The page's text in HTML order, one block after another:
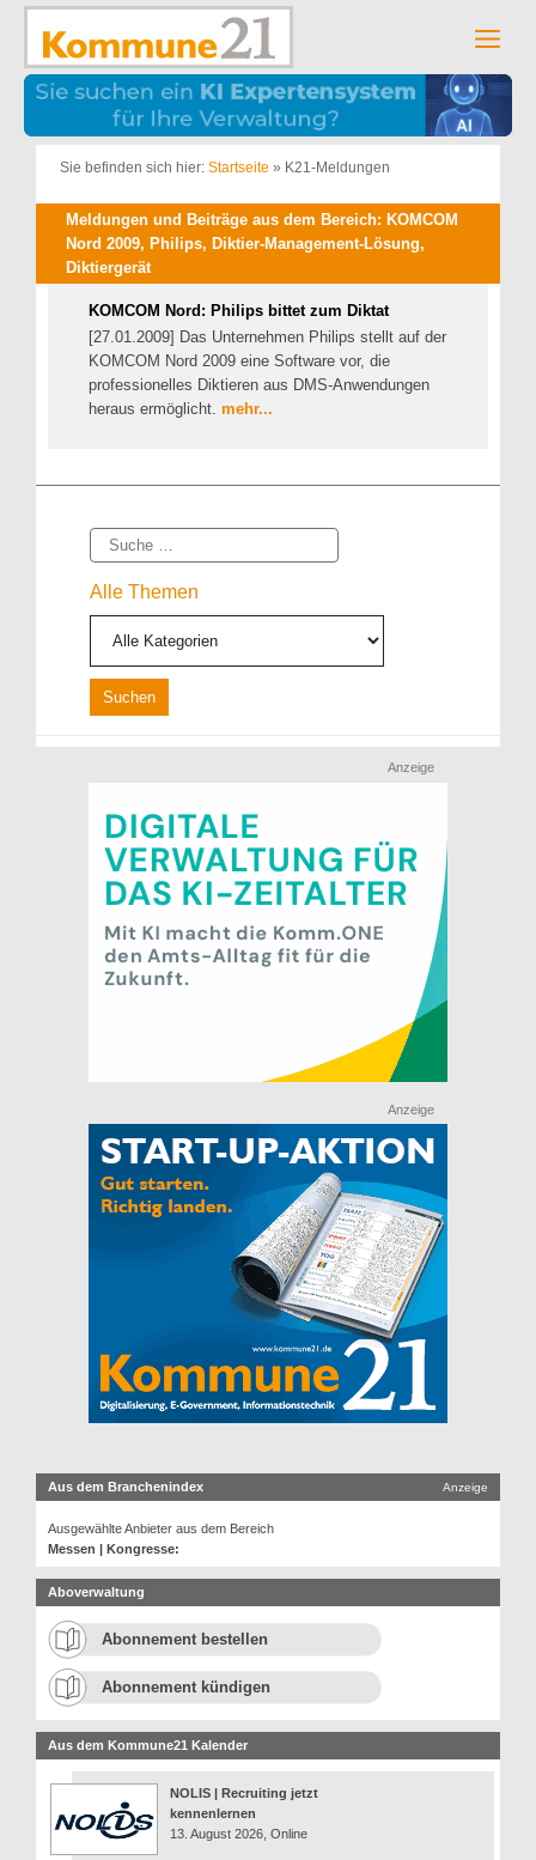
Zum
springen
Sie befinden sich hier: Startseite » K21-Meldungen
Meldungen und Beiträge aus dem Bereich: KOMCOM
Nord 2009, Philips, Diktier-Management-Lösung,
Diktiergerät
KOMCOM Nord: Philips bittet zum Diktat
[27.01.2009] Das Unternehmen Philips stellt auf der
KOMCOM Nord 2009 eine Software vor, die
professionelles Diktieren aus DMS-Anwendungen
heraus ermöglicht. mehr...
Suche
Alle Themen
Anzeige
Anzeige
Aus dem Branchenindex Anzeige
Ausgewählte Anbieter aus dem Bereich
Messen | Kongresse:
Aboverwaltung
Abonnement bestellen
Abonnement kündigen
Aus dem Kommune21 Kalender
NOLIS | Recruiting jetzt
kennenlernen
13. August 2026, Online